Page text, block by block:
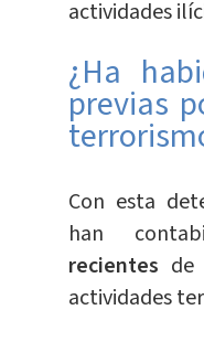
actividades
¿Ha
previas
Con esta
han
recientes de
actividades